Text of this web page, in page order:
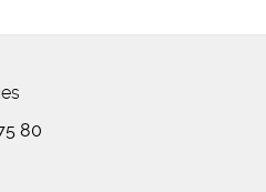
80